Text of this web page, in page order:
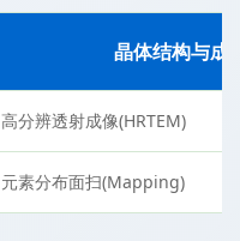
晶体结构与成
高分辨透射成像(HRTEM)
元素分布面扫(Mapping)